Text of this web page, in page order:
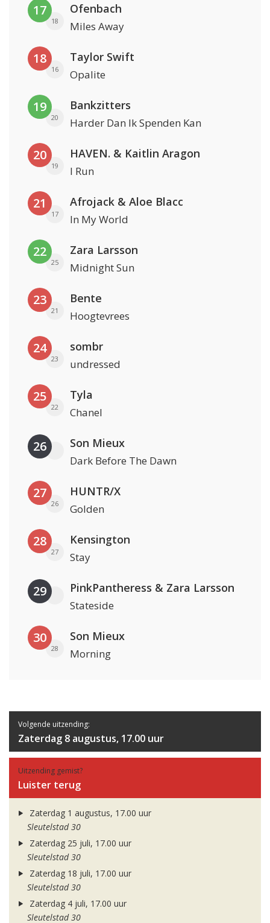
17
18
Ofenbach
Miles Away
18
16
Taylor Swift
Opalite
19
20
Bankzitters
Harder Dan Ik Spenden Kan
20
19
HAVEN. & Kaitlin Aragon
I Run
21
17
Afrojack & Aloe Blacc
In My World
22
25
Zara Larsson
Midnight Sun
23
21
Bente
Hoogtevrees
24
23
sombr
undressed
25
22
Tyla
Chanel
26 Son Mieux
Dark Before The Dawn
27
26
HUNTR/X
Golden
28
27
Kensington
Stay
29 PinkPantheress & Zara Larsson
Stateside
30
28
Son Mieux
Morning
Volgende uitzending:
Zaterdag 8 augustus, 17.00 uur
Uitzending gemist?
Luister terug
Zaterdag 1 augustus, 17.00 uur
Sleutelstad 30
Zaterdag 25 juli, 17.00 uur
Sleutelstad 30
Zaterdag 18 juli, 17.00 uur
Sleutelstad 30
Zaterdag 4 juli, 17.00 uur
Sleutelstad 30